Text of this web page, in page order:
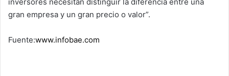
gran empresa y un gran precio o valor”.
Fuente:www.infobae.com